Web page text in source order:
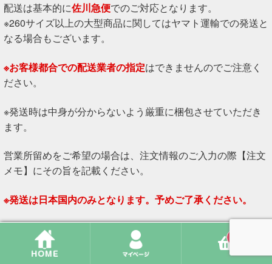
配送は基本的に佐川急便でのご対応となります。
※260サイズ以上の大型商品に関してはヤマト運輸での発送と
なる場合もございます。
※お客様都合での配送業者の指定はできませんのでご注意く
ださい。
※発送時は中身が分からないよう厳重に梱包させていただき
ます。
営業所留めをご希望の場合は、注文情報のご入力の際【注文
メモ】にその旨を記載ください。
※発送は日本国内のみとなります。予めご了承ください。
お支払い方法